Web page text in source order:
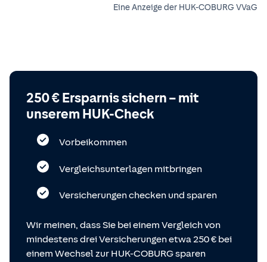
Eine Anzeige der HUK-COBURG VVaG
250 € Ersparnis sichern – mit
unserem HUK-Check
Vorbeikommen
Vergleichsunterlagen mitbringen
Versicherungen checken und sparen
Wir meinen, dass Sie bei einem Vergleich von
mindestens drei Versicherungen etwa 250 € bei
einem Wechsel zur HUK-COBURG sparen